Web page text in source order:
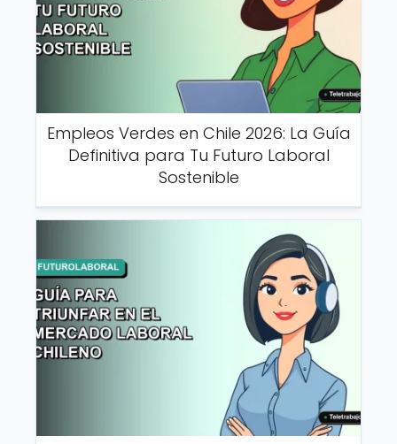
Empleos Verdes en Chile 2026: La Guía
Definitiva para Tu Futuro Laboral
Sostenible